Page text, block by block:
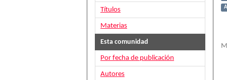
Títulos
Materias
Esta comunidad
Por fecha de publicación
Autores